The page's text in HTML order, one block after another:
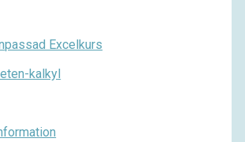
Excelkurs
kalkyl